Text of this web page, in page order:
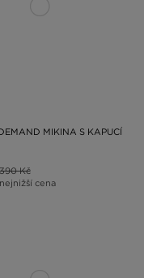
MIKINA S KAPUCÍ
Kč
cena